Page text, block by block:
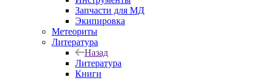
Запчасти для МД
Экипировка
Метеориты
Литература
Назад
Литература
Книги